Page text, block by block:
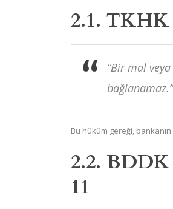
2.1. TKHK
“Bir mal
bağlanamaz.”
Bu hüküm gereği,
2.2.
11